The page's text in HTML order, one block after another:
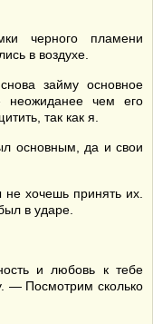
черного пламени
в воздухе.
займу основное
чем его
так как я.
основным, да и свои
хочешь принять их.
в ударе.
и любовь к тебе
— Посмотрим сколько